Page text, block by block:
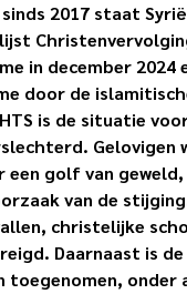
2017 staat
in december 2024
door de
is de situatie
Gelovigen
golf van geweld,
van de
christelijke
Daarnaast is
toegenomen, onder